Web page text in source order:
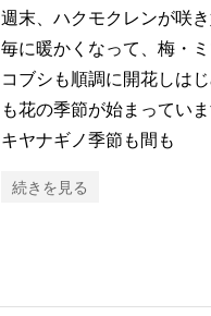
週末、ハクモクレンが咲
毎に暖かくなって、梅・
コブシも順調に開花しは
も花の季節が始まってい
キヤナギノ季節も間も
続きを見る